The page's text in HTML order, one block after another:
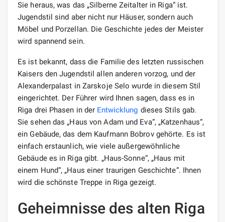
Sie heraus, was das „Silberne Zeitalter in Riga“ ist.
Jugendstil sind aber nicht nur Häuser, sondern auch
Möbel und Porzellan. Die Geschichte jedes der Meister
wird spannend sein.
Es ist bekannt, dass die Familie des letzten russischen
Kaisers den Jugendstil allen anderen vorzog, und der
Alexanderpalast in Zarskoje Selo wurde in diesem Stil
eingerichtet. Der Führer wird Ihnen sagen, dass es in
Riga drei Phasen in der Entwicklung dieses Stils gab.
Sie sehen das „Haus von Adam und Eva“, „Katzenhaus“,
ein Gebäude, das dem Kaufmann Bobrov gehörte. Es ist
einfach erstaunlich, wie viele außergewöhnliche
Gebäude es in Riga gibt. „Haus-Sonne“, „Haus mit
einem Hund“, „Haus einer traurigen Geschichte“. Ihnen
wird die schönste Treppe in Riga gezeigt.
Geheimnisse des alten Riga